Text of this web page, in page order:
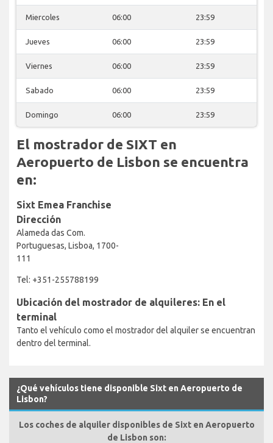
Miercoles 06:00 23:59
Jueves 06:00 23:59
Viernes 06:00 23:59
Sabado 06:00 23:59
Domingo 06:00 23:59
El mostrador de SIXT en
Aeropuerto de Lisbon se encuentra
en:
Sixt Emea Franchise
Dirección
Alameda das Com.
Portuguesas, Lisboa, 1700-
111
Tel: +351-255788199
Ubicación del mostrador de alquileres: En el
terminal
Tanto el vehículo como el mostrador del alquiler se encuentran
dentro del terminal.
¿Qué vehículos tiene disponible Sixt en Aeropuerto de
Lisbon?
Los coches de alquiler disponibles de Sixt en Aeropuerto
de Lisbon son: